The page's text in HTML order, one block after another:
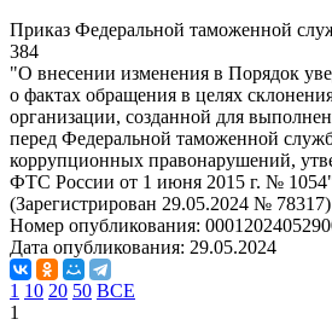
Приказ Федеральной таможенной
384
"О внесении изменения в Порядок
о фактах обращения в целях
организации, созданной для
перед Федеральной таможенной
коррупционных правонарушений,
ФТС России от 1 июня 2015 г. №
(Зарегистрирован 29.05.2024 № 78317)
Номер опубликования:
Дата опубликования: 29.05.2024
1 10 20 50 ВСЕ
1